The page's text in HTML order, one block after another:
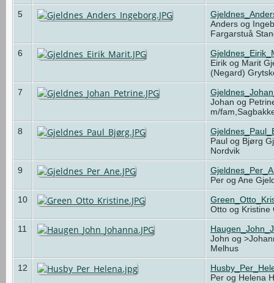
5
Anders og
Fargarstuå
6
Eirik og Marit
(Negard)
7
Johan og
m/
8
Paul og Bjørg
Nordvik
9
Per og Ane
10
Otto og
11
John og
Melhus
12
Per og Helena